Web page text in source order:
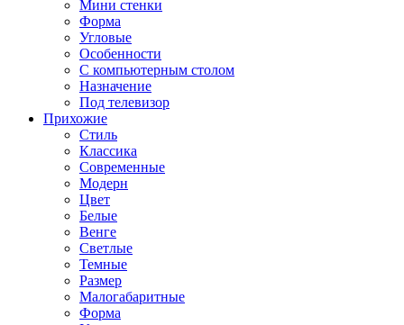
Мини стенки
Форма
Угловые
Особенности
С компьютерным столом
Назначение
Под телевизор
Прихожие
Стиль
Классика
Современные
Модерн
Цвет
Белые
Венге
Светлые
Темные
Размер
Малогабаритные
Форма